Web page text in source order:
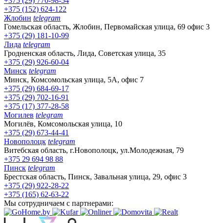
+375 (152) 624-122
Жлобин telegram
Гомельская область, Жлобин, Первомайская улица, 69 офис 3
+375 (29) 181-10-99
Лида telegram
Гродненская область, Лида, Советская улица, 35
+375 (29) 926-60-04
Минск telegram
Минск, Комсомольская улица, 5А, офис 7
+375 (29) 684-69-17
+375 (29) 702-16-91
+375 (17) 377-28-58
Могилев telegram
Могилёв, Комсомольская улица, 10
+375 (29) 673-44-41
Новополоцк telegram
Витебская область, г.Новополоцк, ул.Молодежная, 79
+375 29 694 98 88
Пинск telegram
Брестская область, Пинск, Завальная улица, 29, офис 3
+375 (29) 922-28-22
+375 (165) 62-63-22
Мы сотрудничаем с партнерами: